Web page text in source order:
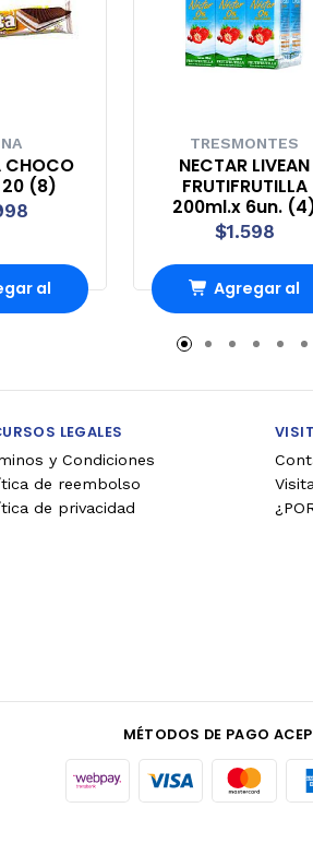
CHOCO
20 (8)
al
TRESMONTES
NECTAR LIVEAN
FRUTIFRUTILLA
200ml.x 6un.
$1.598
Agregar al
carrito
LEGALES
y Condiciones
de reembolso
de privacidad
MÉTODOS DE PAGO